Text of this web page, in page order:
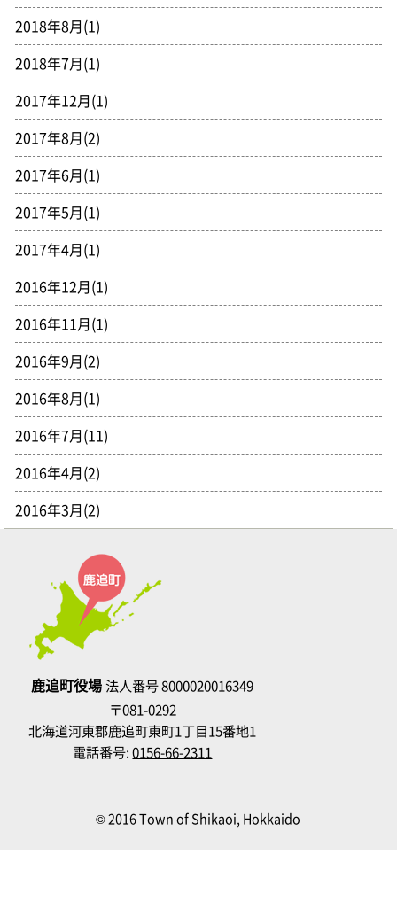
2018年8月(1)
2018年7月(1)
2017年12月(1)
2017年8月(2)
2017年6月(1)
2017年5月(1)
2017年4月(1)
2016年12月(1)
2016年11月(1)
2016年9月(2)
2016年8月(1)
2016年7月(11)
2016年4月(2)
2016年3月(2)
鹿追町役場法人番号 8000020016349
〒081-0292
北海道河東郡鹿追町東町1丁目15番地1
電話番号:0156-66-2311
© 2016 Town of Shikaoi, Hokkaido